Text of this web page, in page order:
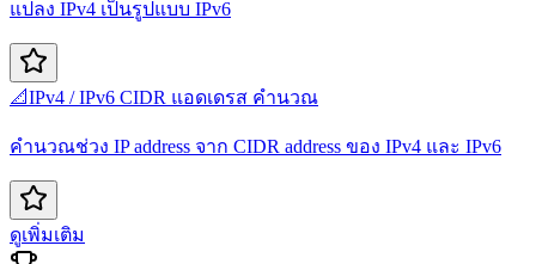
แปลง IPv4 เป็นรูปแบบ IPv6
📐IPv4 / IPv6 CIDR แอดเดรส คำนวณ
คำนวณช่วง IP address จาก CIDR address ของ IPv4 และ IPv6
ดูเพิ่มเติม